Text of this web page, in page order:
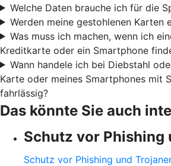
Welche Daten brauche ich für die
Werden meine gestohlenen Karten
Was muss ich machen, wenn ich
Kreditkarte oder ein Smartphone
Wann handele ich bei Diebstahl
Karte oder meines Smartphones mit
fahrlässig?
Das könnte Sie auch
Schutz vor Phishing
Schutz vor Phishing und